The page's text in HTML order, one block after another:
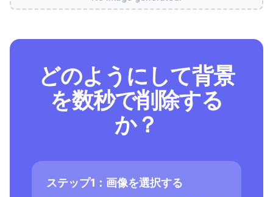
どのようにして背景
を数秒で削除する
か？
ステップ1：画像を選択する